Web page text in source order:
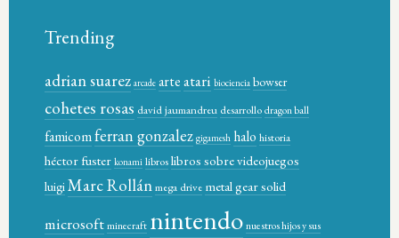
Trending
adrian suarez arcade arteatari biociencia bowser
cohetes rosas david jaumandreu desarrollodragon ball
famicomferran gonzalez gigamesh halo historia
héctor fuster konami libroslibros sobre videojuegos
luigiMarc Rollánmega drive metal gear solid
microsoftminecraft nintendonuestros hijos y sus